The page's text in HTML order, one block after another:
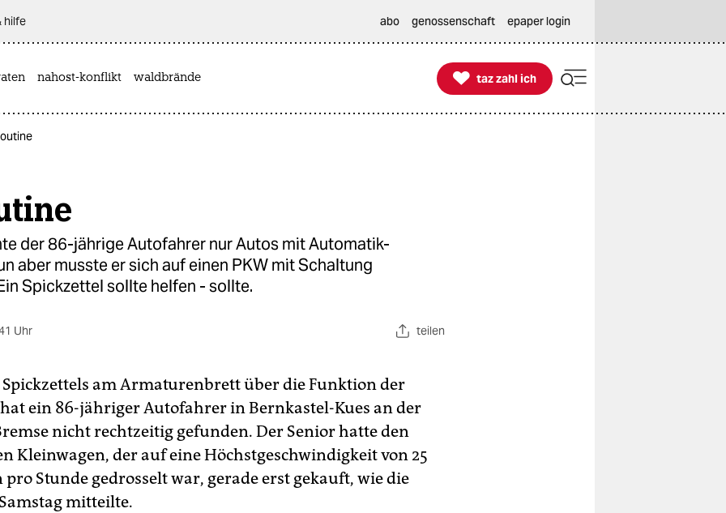
hilfe abo genossenschaft epaper login
nahost-konflikt waldbrände 
taz zahl ich
taz zahl ich
der 86-jährige Autofahrer nur Autos mit Automatik-
aber musste er sich auf einen PKW mit Schaltung
Spickzettel sollte helfen - sollte.
Uhr teilen
Spickzettels am Armaturenbrett über die Funktion der
ein 86-jähriger Autofahrer in Bernkastel-Kues an der
nicht rechtzeitig gefunden. Der Senior hatte den
Kleinwagen, der auf eine Höchstgeschwindigkeit von 25
Stunde gedrosselt war, gerade erst gekauft, wie die
mitteilte.